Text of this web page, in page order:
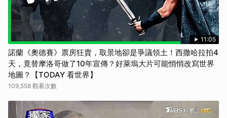
11:05
諾蘭《奧德賽》票房狂賣，取景地卻是爭議領土！西撒哈拉拍4
天，竟替摩洛哥做了10年宣傳？好萊塢大片可能悄悄改寫世界
地圖？【TODAY 看世界】
109,558 觀看次數